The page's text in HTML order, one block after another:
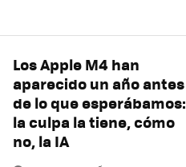
Los Apple M4 han
aparecido un año antes
de lo que esperábamos:
la culpa la tiene, cómo
no, la IA